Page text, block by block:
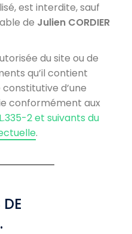
est interdite, sauf
de Julien CORDIER
du site ou de
qu’il contient
d’une
conformément aux
L.335-2 et suivants du
.